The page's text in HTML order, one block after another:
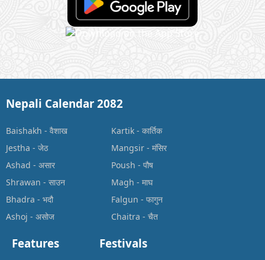
Nepali Calendar 2082
Baishakh - वैशाख
Jestha - जेठ
Ashad - असार
Shrawan - साउन
Bhadra - भदौ
Ashoj - असोज
Kartik- कार्तिक
Mangsir- मंसिर
Poush - पौष
Magh - माघ
Falgun - फागुन
Chaitra - चैत
Features Festivals